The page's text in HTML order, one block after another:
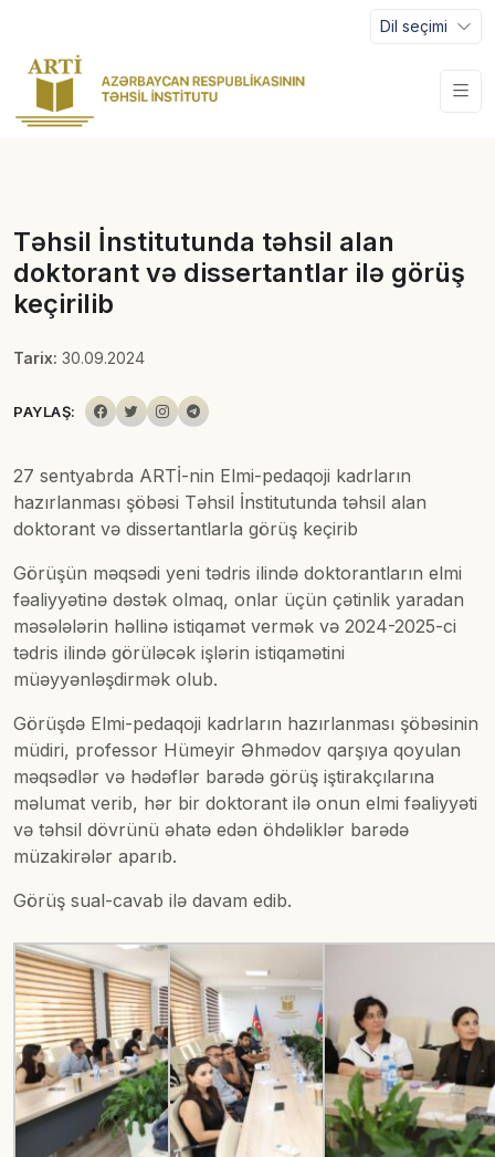
Dil seçimi
Təhsil İnstitutunda təhsil alan
doktorant və dissertantlar ilə görüş
keçirilib
Tarix: 30.09.2024
PAYLAŞ:
27 sentyabrda ARTİ-nin Elmi-pedaqoji kadrların
hazırlanması şöbəsi Təhsil İnstitutunda təhsil alan
doktorant və dissertantlarla görüş keçirib
Görüşün məqsədi yeni tədris ilində doktorantların elmi
fəaliyyətinə dəstək olmaq, onlar üçün çətinlik yaradan
məsələlərin həllinə istiqamət vermək və 2024-2025-ci
tədris ilində görüləcək işlərin istiqamətini
müəyyənləşdirmək olub.
Görüşdə Elmi-pedaqoji kadrların hazırlanması şöbəsinin
müdiri, professor Hümeyir Əhmədov qarşıya qoyulan
məqsədlər və hədəflər barədə görüş iştirakçılarına
məlumat verib, hər bir doktorant ilə onun elmi fəaliyyəti
və təhsil dövrünü əhatə edən öhdəliklər barədə
müzakirələr aparıb.
Görüş sual-cavab ilə davam edib.